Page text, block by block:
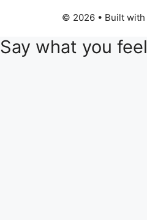
© 2026 • Built with
Say what you feel